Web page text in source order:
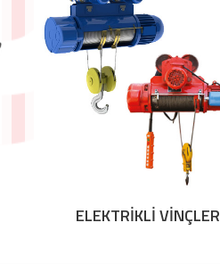
ELEKTRİKLİ VİNÇLER